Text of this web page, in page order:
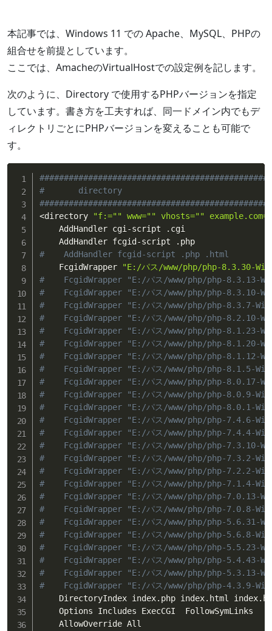
本記事では、Windows 11 での Apache、MySQL、PHPの
組合せを前提としています。
ここでは、AmacheのVirtualHostでの設定例を記します。
次のように、Directory で使用するPHPバージョンを指定
しています。書き方を工夫すれば、同一ドメイン内でもデ
ィレクトリごとにPHPバージョンを変えることも可能で
す。
#       directory
<directory "f:="" www="" vhosts=""
    AddHandler cgi-script .cgi
#    AddHandler fcgid-script .php .html
    FcgidWrapper
"E:/パス/www/php/php-8.3.30-
#    FcgidWrapper "E:/パス/www/php/php-8.3.13-
#    FcgidWrapper "E:/パス/www/php/php-8.3.10-
#    FcgidWrapper "E:/パス/www/php/php-8.3.7-
#    FcgidWrapper "E:/パス/www/php/php-8.2.10-
#    FcgidWrapper "E:/パス/www/php/php-8.1.23-
#    FcgidWrapper "E:/パス/www/php/php-8.1.20-
#    FcgidWrapper "E:/パス/www/php/php-8.1.12-
#    FcgidWrapper "E:/パス/www/php/php-8.1.5-
#    FcgidWrapper "E:/パス/www/php/php-8.0.17-
#    FcgidWrapper "E:/パス/www/php/php-8.0.9-
#    FcgidWrapper "E:/パス/www/php/php-8.0.1-
#    FcgidWrapper "E:/パス/www/php/php-7.4.6-
#    FcgidWrapper "E:/パス/www/php/php-7.4.4-
#    FcgidWrapper "E:/パス/www/php/php-7.3.10-
#    FcgidWrapper "E:/パス/www/php/php-7.3.2-
#    FcgidWrapper "E:/パス/www/php/php-7.2.2-
#    FcgidWrapper "E:/パス/www/php/php-7.1.4-
#    FcgidWrapper "E:/パス/www/php/php-7.0.13-
#    FcgidWrapper "E:/パス/www/php/php-7.0.8-
#    FcgidWrapper "E:/パス/www/php/php-5.6.31-
#    FcgidWrapper "E:/パス/www/php/php-5.6.8-
#    FcgidWrapper "E:/パス/www/php/php-5.5.23-
#    FcgidWrapper "E:/パス/www/php/php-5.4.43-
#    FcgidWrapper "E:/パス/www/php/php-5.3.13-
#    FcgidWrapper "E:/パス/www/php/php-4.3.9-
DirectoryIndex index.php index.html
    Options Includes ExecCGI  FollowSymLinks
    AllowOverride All